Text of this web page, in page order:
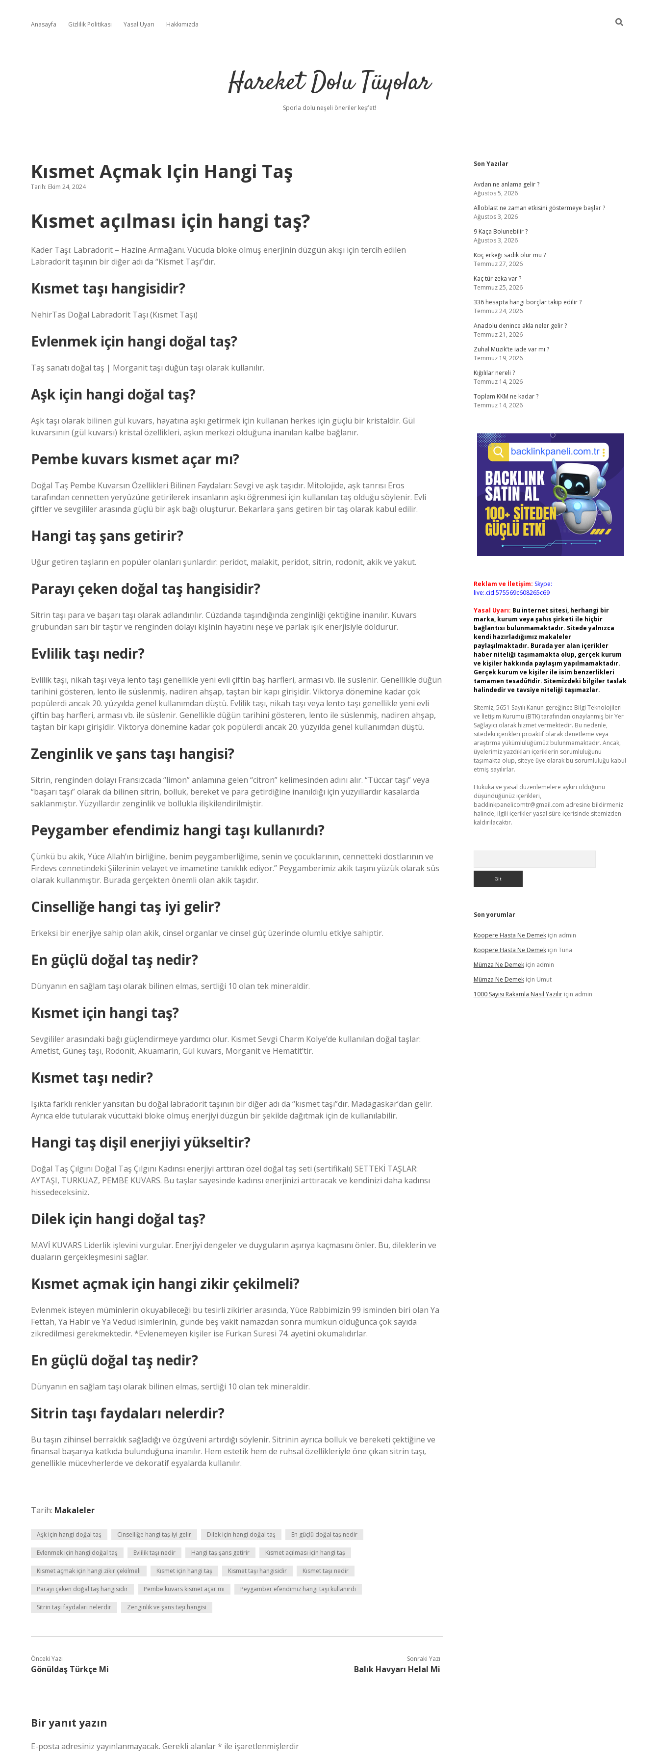
Anasayfa Gizlilik Politikası Yasal Uyarı Hakkımızda
Hareket Dolu Tüyolar
Sporla dolu neşeli öneriler keşfet!
Kısmet Açmak Için Hangi Taş
Tarih: Ekim 24, 2024
Kısmet açılması için hangi taş?
Kader Taşı: Labradorit – Hazine Armağanı. Vücuda bloke olmuş enerjinin düzgün akışı için tercih edilen
Labradorit taşının bir diğer adı da “Kismet Taşı”dır.
Kısmet taşı hangisidir?
NehirTas Doğal Labradorit Taşı (Kısmet Taşı)
Evlenmek için hangi doğal taş?
Taş sanatı doğal taş | Morganit taşı düğün taşı olarak kullanılır.
Aşk için hangi doğal taş?
Aşk taşı olarak bilinen gül kuvars, hayatına aşkı getirmek için kullanan herkes için güçlü bir kristaldir. Gül
kuvarsının (gül kuvarsı) kristal özellikleri, aşkın merkezi olduğuna inanılan kalbe bağlanır.
Pembe kuvars kısmet açar mı?
Doğal Taş Pembe Kuvarsın Özellikleri Bilinen Faydaları: Sevgi ve aşk taşıdır. Mitolojide, aşk tanrısı Eros
tarafından cennetten yeryüzüne getirilerek insanların aşkı öğrenmesi için kullanılan taş olduğu söylenir. Evli
çiftler ve sevgililer arasında güçlü bir aşk bağı oluşturur. Bekarlara şans getiren bir taş olarak kabul edilir.
Hangi taş şans getirir?
Uğur getiren taşların en popüler olanları şunlardır: peridot, malakit, peridot, sitrin, rodonit, akik ve yakut.
Parayı çeken doğal taş hangisidir?
Sitrin taşı para ve başarı taşı olarak adlandırılır. Cüzdanda taşındığında zenginliği çektiğine inanılır. Kuvars
grubundan sarı bir taştır ve renginden dolayı kişinin hayatını neşe ve parlak ışık enerjisiyle doldurur.
Evlilik taşı nedir?
Evlilik taşı, nikah taşı veya lento taşı genellikle yeni evli çiftin baş harfleri, arması vb. ile süslenir. Genellikle düğün
tarihini gösteren, lento ile süslenmiş, nadiren ahşap, taştan bir kapı girişidir. Viktorya dönemine kadar çok
popülerdi ancak 20. yüzyılda genel kullanımdan düştü. Evlilik taşı, nikah taşı veya lento taşı genellikle yeni evli
çiftin baş harfleri, arması vb. ile süslenir. Genellikle düğün tarihini gösteren, lento ile süslenmiş, nadiren ahşap,
taştan bir kapı girişidir. Viktorya dönemine kadar çok popülerdi ancak 20. yüzyılda genel kullanımdan düştü.
Zenginlik ve şans taşı hangisi?
Sitrin, renginden dolayı Fransızcada “limon” anlamına gelen “citron” kelimesinden adını alır. “Tüccar taşı” veya
“başarı taşı” olarak da bilinen sitrin, bolluk, bereket ve para getirdiğine inanıldığı için yüzyıllardır kasalarda
saklanmıştır. Yüzyıllardır zenginlik ve bollukla ilişkilendirilmiştir.
Peygamber efendimiz hangi taşı kullanırdı?
Çünkü bu akik, Yüce Allah’ın birliğine, benim peygamberliğime, senin ve çocuklarının, cennetteki dostlarının ve
Firdevs cennetindeki Şiilerinin velayet ve imametine tanıklık ediyor.” Peygamberimiz akik taşını yüzük olarak süs
olarak kullanmıştır. Burada gerçekten önemli olan akik taşıdır.
Cinselliğe hangi taş iyi gelir?
Erkeksi bir enerjiye sahip olan akik, cinsel organlar ve cinsel güç üzerinde olumlu etkiye sahiptir.
En güçlü doğal taş nedir?
Dünyanın en sağlam taşı olarak bilinen elmas, sertliği 10 olan tek mineraldir.
Kısmet için hangi taş?
Sevgililer arasındaki bağı güçlendirmeye yardımcı olur. Kısmet Sevgi Charm Kolye’de kullanılan doğal taşlar:
Ametist, Güneş taşı, Rodonit, Akuamarin, Gül kuvars, Morganit ve Hematit’tir.
Kısmet taşı nedir?
Işıkta farklı renkler yansıtan bu doğal labradorit taşının bir diğer adı da “kısmet taşı”dır. Madagaskar’dan gelir.
Ayrıca elde tutularak vücuttaki bloke olmuş enerjiyi düzgün bir şekilde dağıtmak için de kullanılabilir.
Hangi taş dişil enerjiyi yükseltir?
Doğal Taş Çılgını Doğal Taş Çılgını Kadınsı enerjiyi arttıran özel doğal taş seti (sertifikalı) SETTEKİ TAŞLAR:
AYTAŞI, TURKUAZ, PEMBE KUVARS. Bu taşlar sayesinde kadınsı enerjinizi arttıracak ve kendinizi daha kadınsı
hissedeceksiniz.
Dilek için hangi doğal taş?
MAVİ KUVARS Liderlik işlevini vurgular. Enerjiyi dengeler ve duyguların aşırıya kaçmasını önler. Bu, dileklerin ve
duaların gerçekleşmesini sağlar.
Kısmet açmak için hangi zikir çekilmeli?
Evlenmek isteyen müminlerin okuyabileceği bu tesirli zikirler arasında, Yüce Rabbimizin 99 isminden biri olan Ya
Fettah, Ya Habir ve Ya Vedud isimlerinin, günde beş vakit namazdan sonra mümkün olduğunca çok sayıda
zikredilmesi gerekmektedir. *Evlenemeyen kişiler ise Furkan Suresi 74. ayetini okumalıdırlar.
En güçlü doğal taş nedir?
Dünyanın en sağlam taşı olarak bilinen elmas, sertliği 10 olan tek mineraldir.
Sitrin taşı faydaları nelerdir?
Bu taşın zihinsel berraklık sağladığı ve özgüveni artırdığı söylenir. Sitrinin ayrıca bolluk ve bereketi çektiğine ve
finansal başarıya katkıda bulunduğuna inanılır. Hem estetik hem de ruhsal özellikleriyle öne çıkan sitrin taşı,
genellikle mücevherlerde ve dekoratif eşyalarda kullanılır.
Tarih: Makaleler
Aşk için hangi doğal taş Cinselliğe hangi taş iyi gelir Dilek için hangi doğal taş En güçlü doğal taş nedir
Evlenmek için hangi doğal taş Evlilik taşı nedir Hangi taş şans getirir Kısmet açılması için hangi taş
Kısmet açmak için hangi zikir çekilmeli Kısmet için hangi taş Kısmet taşı hangisidir Kısmet taşı nedir
Parayı çeken doğal taş hangisidir Pembe kuvars kısmet açar mı Peygamber efendimiz hangi taşı kullanırdı
Sitrin taşı faydaları nelerdir Zenginlik ve şans taşı hangisi
Önceki Yazı
Gönüldaş Türkçe Mi
Sonraki Yazı
Balık Havyarı Helal Mi
Bir yanıt yazın
E-posta adresiniz yayınlanmayacak. Gerekli alanlar* ile işaretlenmişlerdir
Sidebar
Son Yazılar
Avdan ne anlama gelir ?
Ağustos 5, 2026
Alloblast ne zaman etkisini göstermeye başlar ?
Ağustos 3, 2026
9 Kaça Bolunebilir ?
Ağustos 3, 2026
Koç erkeği sadık olur mu ?
Temmuz 27, 2026
Kaç tür zeka var ?
Temmuz 25, 2026
336 hesapta hangi borçlar takip edilir ?
Temmuz 24, 2026
Anadolu denince akla neler gelir ?
Temmuz 21, 2026
Zuhal Müzik’te iade var mı ?
Temmuz 19, 2026
Kığılılar nereli ?
Temmuz 14, 2026
Toplam KKM ne kadar ?
Temmuz 14, 2026
Reklam ve İletişim: Skype:
live:.cid.575569c608265c69
Yasal Uyarı: Bu internet sitesi, herhangi bir
marka, kurum veya şahıs şirketi ile hiçbir
bağlantısı bulunmamaktadır. Sitede yalnızca
kendi hazırladığımız makaleler
paylaşılmaktadır. Burada yer alan içerikler
haber niteliği taşımamakta olup, gerçek kurum
ve kişiler hakkında paylaşım yapılmamaktadır.
Gerçek kurum ve kişiler ile isim benzerlikleri
tamamen tesadüfidir. Sitemizdeki bilgiler taslak
halindedir ve tavsiye niteliği taşımazlar.
Sitemiz, 5651 Sayılı Kanun gereğince Bilgi Teknolojileri
ve İletişim Kurumu (BTK) tarafından onaylanmış bir Yer
Sağlayıcı olarak hizmet vermektedir. Bu nedenle,
sitedeki içerikleri proaktif olarak denetleme veya
araştırma yükümlülüğümüz bulunmamaktadır. Ancak,
üyelerimiz yazdıkları içeriklerin sorumluluğunu
taşımakta olup, siteye üye olarak bu sorumluluğu kabul
etmiş sayılırlar.
Hukuka ve yasal düzenlemelere aykırı olduğunu
düşündüğünüz içerikleri,
backlinkpanelicomtr@gmail.com adresine bildirmeniz
halinde, ilgili içerikler yasal süre içerisinde sitemizden
kaldırılacaktır.
Son yorumlar
Koopere Hasta Ne Demekiçin admin
Koopere Hasta Ne Demekiçin Tuna
Mümza Ne Demekiçin admin
Mümza Ne Demekiçin Umut
1000 Sayısı Rakamla Nasıl Yazılıriçin admin